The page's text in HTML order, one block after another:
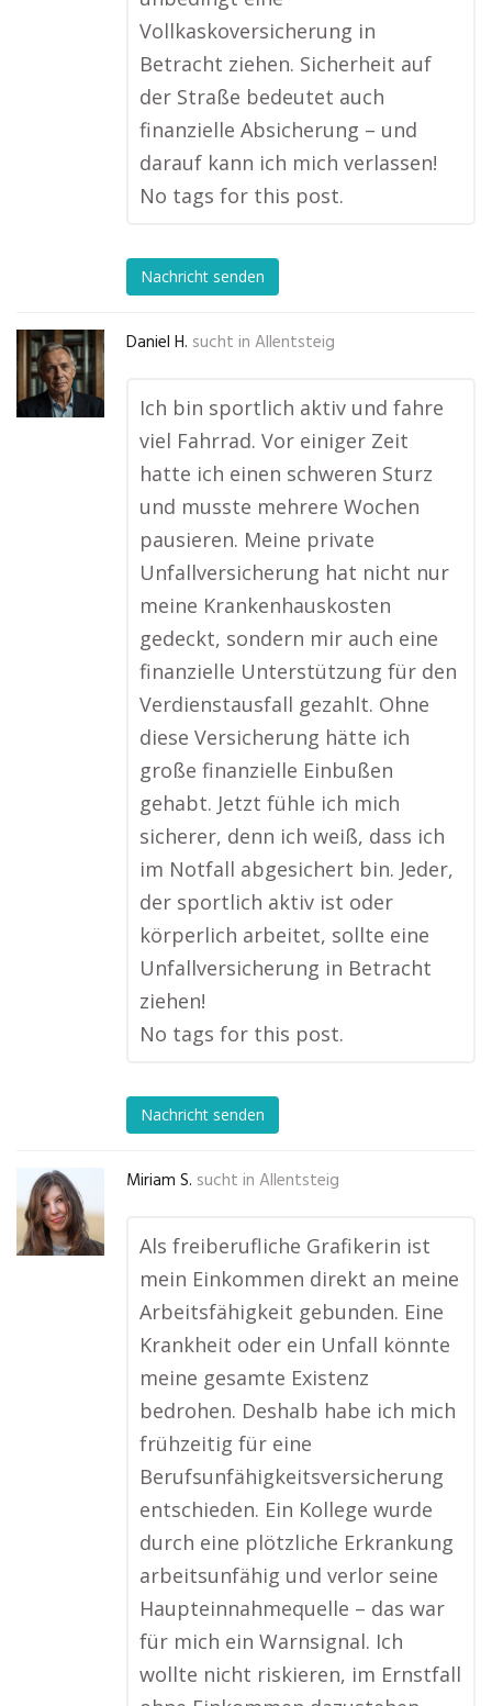
Vollkaskoversicherung in
Betracht ziehen. Sicherheit auf
der Straße bedeutet auch
finanzielle Absicherung – und
darauf kann ich mich verlassen!
No tags for this post.
Nachricht senden
Daniel H. sucht in Allentsteig
Ich bin sportlich aktiv und fahre
viel Fahrrad. Vor einiger Zeit
hatte ich einen schweren Sturz
und musste mehrere Wochen
pausieren. Meine private
Unfallversicherung hat nicht nur
meine Krankenhauskosten
gedeckt, sondern mir auch eine
finanzielle Unterstützung für den
Verdienstausfall gezahlt. Ohne
diese Versicherung hätte ich
große finanzielle Einbußen
gehabt. Jetzt fühle ich mich
sicherer, denn ich weiß, dass ich
im Notfall abgesichert bin. Jeder,
der sportlich aktiv ist oder
körperlich arbeitet, sollte eine
Unfallversicherung in Betracht
ziehen!
No tags for this post.
Nachricht senden
Miriam S. sucht in Allentsteig
Als freiberufliche Grafikerin ist
mein Einkommen direkt an meine
Arbeitsfähigkeit gebunden. Eine
Krankheit oder ein Unfall könnte
meine gesamte Existenz
bedrohen. Deshalb habe ich mich
frühzeitig für eine
Berufsunfähigkeitsversicherung
entschieden. Ein Kollege wurde
durch eine plötzliche Erkrankung
arbeitsunfähig und verlor seine
Haupteinnahmequelle – das war
für mich ein Warnsignal. Ich
wollte nicht riskieren, im Ernstfall